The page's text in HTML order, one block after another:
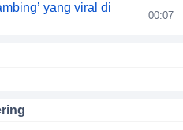
yang viral di
00:07